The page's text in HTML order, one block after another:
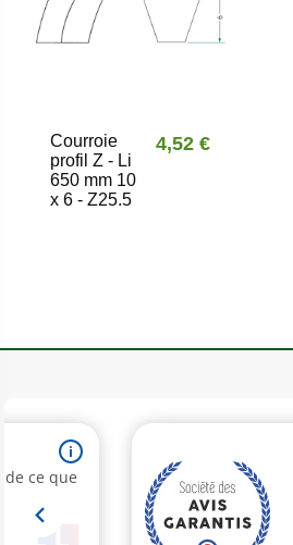
Courroie
profil Z - Li
650 mm 10
x 6 - Z25.5
4,52 €